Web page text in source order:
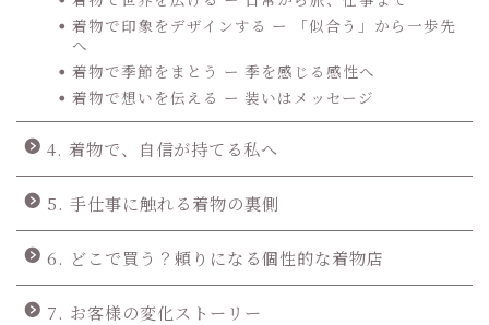
着物で印象をデザインする ー 「似合う」から一歩先
へ
着物で季節をまとう ー 季を感じる感性へ
着物で想いを伝える ー 装いはメッセージ
4. 着物で、自信が持てる私へ
5. 手仕事に触れる着物の裏側
6. どこで買う？頼りになる個性的な着物店
7. お客様の変化ストーリー